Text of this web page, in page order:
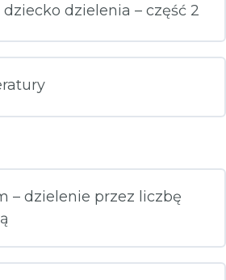
dzielenia – część 2
– dzielenie przez liczbę